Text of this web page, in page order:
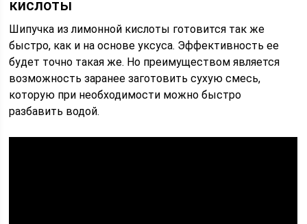
кислоты
Шипучка из лимонной кислоты готовится так же
быстро, как и на основе уксуса. Эффективность ее
будет точно такая же. Но преимуществом является
возможность заранее заготовить сухую смесь,
которую при необходимости можно быстро
разбавить водой.